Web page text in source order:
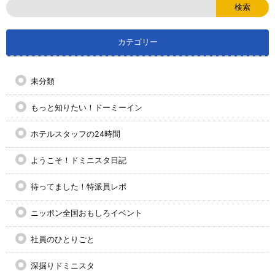
カテゴリー
未分類
もっと知りたい！ドーミーイン
ホテルスタッフの24時間
ようこそ！ドミニスタ日記
待ってました！特派員レポ
ニッポン全国おもしろイベント
社員のひとりごと
深掘りドミニスタ